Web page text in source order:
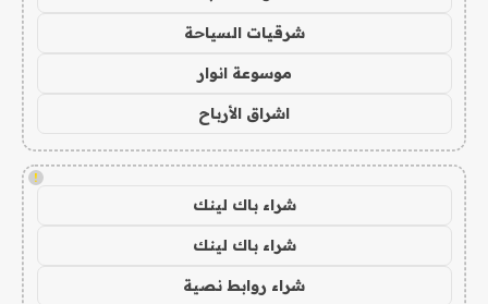
شرقيات السياحة
موسوعة انوار
اشراق الأرباح
!
شراء باك لينك
شراء باك لينك
شراء روابط نصية